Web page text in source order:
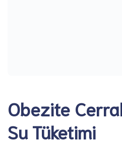
Obezite
Su Tüketimi